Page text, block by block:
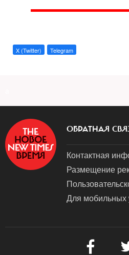
X (Twitter) Telegram
ОБРАТНАЯ
Контактная
Размещение
Для мобильных